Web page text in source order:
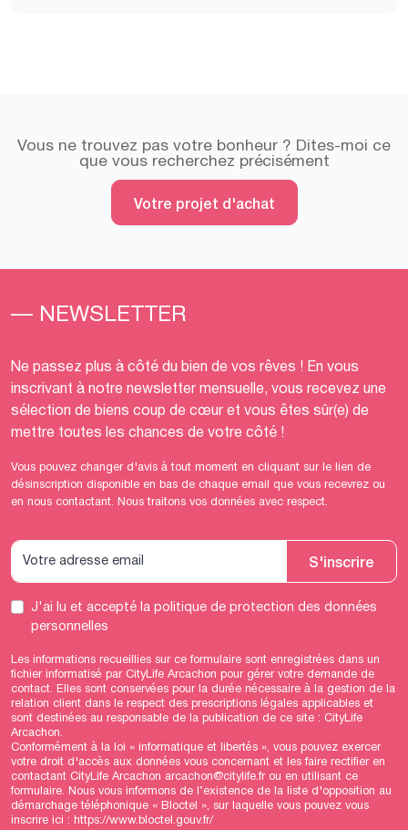
Vous ne trouvez pas votre bonheur ? Dites-moi ce
que vous recherchez précisément
Votre projet d'achat
— NEWSLETTER
Ne passez plus à côté du bien de vos rêves ! En vous
inscrivant à notre newsletter mensuelle, vous recevez une
sélection de biens coup de cœur et vous êtes sûr(e) de
mettre toutes les chances de votre côté !
Vous pouvez changer d'avis à tout moment en cliquant sur le lien de
désinscription disponible en bas de chaque email que vous recevrez ou
en nous contactant. Nous traitons vos données avec respect.
S'inscrire
J'ai lu et acceptéla politique de protection des données
personnelles
Les informations recueillies sur ce formulaire sont enregistrées dans un
fichier informatisé par CityLife Arcachon pour gérer votre demande de
contact. Elles sont conservées pour la durée nécessaire à la gestion de la
relation client dans le respect des prescriptions légales applicables et
sont destinées au responsable de la publication de ce site : CityLife
Arcachon.
Conformément à la loi « informatique et libertés », vous pouvez exercer
votre droit d'accès aux données vous concernant et les faire rectifier en
contactant CityLife Arcachon arcachon@citylife.fr ou en utilisant ce
formulaire. Nous vous informons de l’existence de la liste d'opposition au
démarchage téléphonique « Bloctel », sur laquelle vous pouvez vous
inscrire ici : https://www.bloctel.gouv.fr/